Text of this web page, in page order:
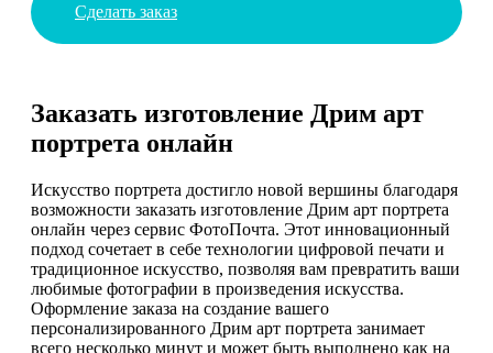
Сделать заказ
Заказать изготовление Дрим арт
портрета онлайн
Искусство портрета достигло новой вершины благодаря
возможности заказать изготовление Дрим арт портрета
онлайн через сервис ФотоПочта. Этот инновационный
подход сочетает в себе технологии цифровой печати и
традиционное искусство, позволяя вам превратить ваши
любимые фотографии в произведения искусства.
Оформление заказа на создание вашего
персонализированного Дрим арт портрета занимает
всего несколько минут и может быть выполнено как на